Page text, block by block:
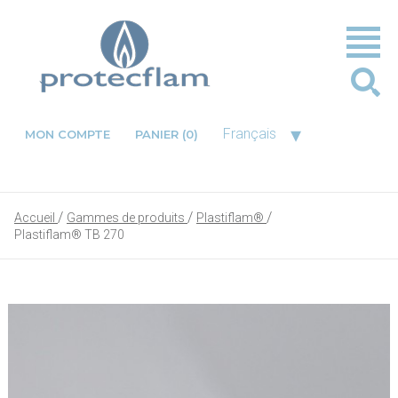
MON COMPTE PANIER (0) Français ▾
Accueil Gammes de produits
Plastiflam®
Plastiflam® TB 270